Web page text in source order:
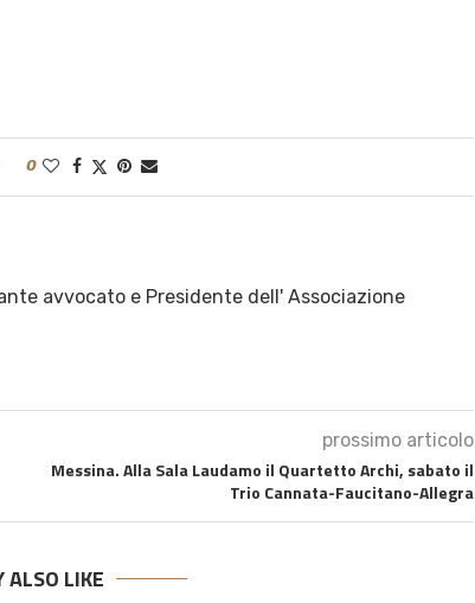
0
avvocato e Presidente dell' Associazione
prossimo articolo
Messina. Alla Sala Laudamo il Quartetto Archi, sabato il
Trio Cannata-Faucitano-Allegra
ALSO LIKE